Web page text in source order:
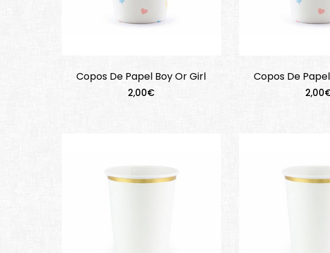
Copos De Papel Boy Or Girl
2,00€
Copos De